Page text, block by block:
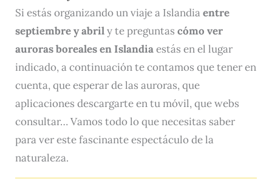
Si estás organizando un viaje a Islandiaentre
septiembre y abrily te preguntas cómo ver
auroras boreales en Islandiaestás en el lugar
indicado, a continuación te contamos que tener en
cuenta, que esperar de las auroras, que
aplicaciones descargarte en tu móvil, que webs
consultar… Vamos todo lo que necesitas saber
para ver este fascinante espectáculo de la
naturaleza.